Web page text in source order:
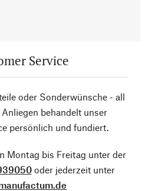
Service
oder Sonderwünsche - all
behandelt unser
persönlich und fundiert.
Montag bis Freitag unter der
oder jederzeit unter